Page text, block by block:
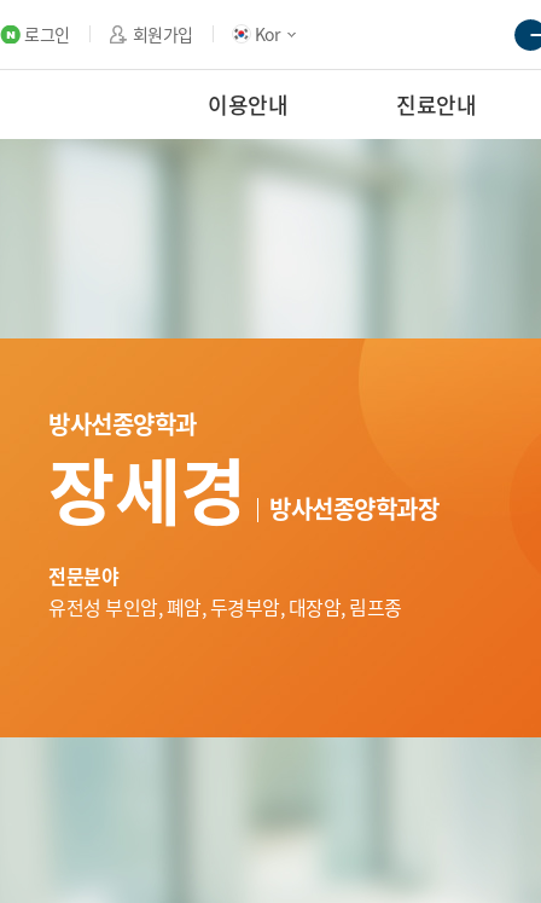
로그인 회원가입 Kor
이용안내 진료안내
방사선종양학과
장세경 방사선종양학과장
전문분야
유전성 부인암, 폐암, 두경부암, 대장암, 림프종